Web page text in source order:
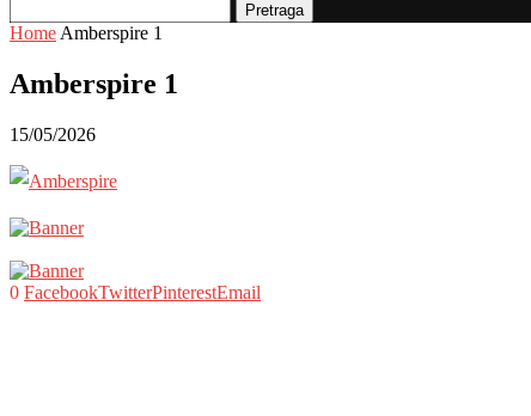
Pretraga
Home Amberspire 1
Amberspire 1
15/05/2026
0 FacebookTwitterPinterestEmail